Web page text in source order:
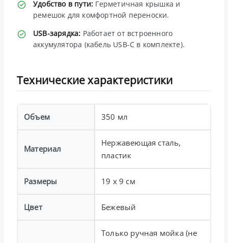
Удобство в пути: Герметичная крышка и
ремешок для комфортной переноски.
USB-зарядка: Работает от встроенного
аккумулятора (кабель USB-C в комплекте).
Технические характеристики
Объем 350 мл
Материал
Нержавеющая сталь,
пластик
Размеры 19 x 9 см
Цвет Бежевый
Только ручная мойка (не